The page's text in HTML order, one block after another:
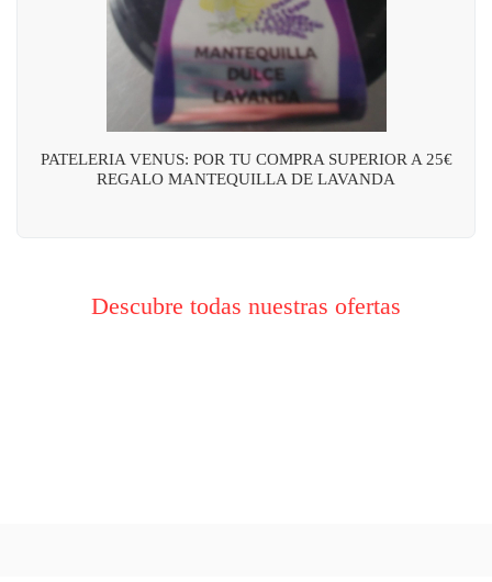
PATELERIA VENUS: POR TU COMPRA SUPERIOR A 25€
REGALO MANTEQUILLA DE LAVANDA
Descubre todas nuestras ofertas